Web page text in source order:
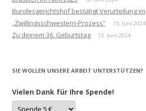
Bundesgerichtshof bestätigt Verurteilung im
„Zwillingsschwestern-Prozess“
15. Juni 2024
Zu deinem 36. Geburtstag 13. Juni 2024
SIE WOLLEN UNSERE ARBEIT UNTERSTÜTZEN?
Vielen Dank für Ihre Spende!